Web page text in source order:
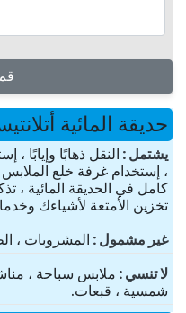
حديقة المائية
یشتمل النقل ذهابًا وإيابًا
، إستخدام غرفة خلع
كامل في الحديقة المائية ،
تخزين الأمتعة لأشياءك
غير مشمول المشروبات ،
لا تنسي ملابس سباحة ،
شمسية ، قبعات.